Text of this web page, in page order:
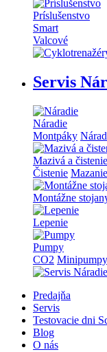
Príslušenstvo
Smart
Valcové
Servis
Náradie
Montpáky
Mazivá a čistenie
Čistenie Mazanie
Montážne
Lepenie
Pumpy
CO2 Minipumpy
Predajňa
Servis
Testovacie dni
Blog
O nás